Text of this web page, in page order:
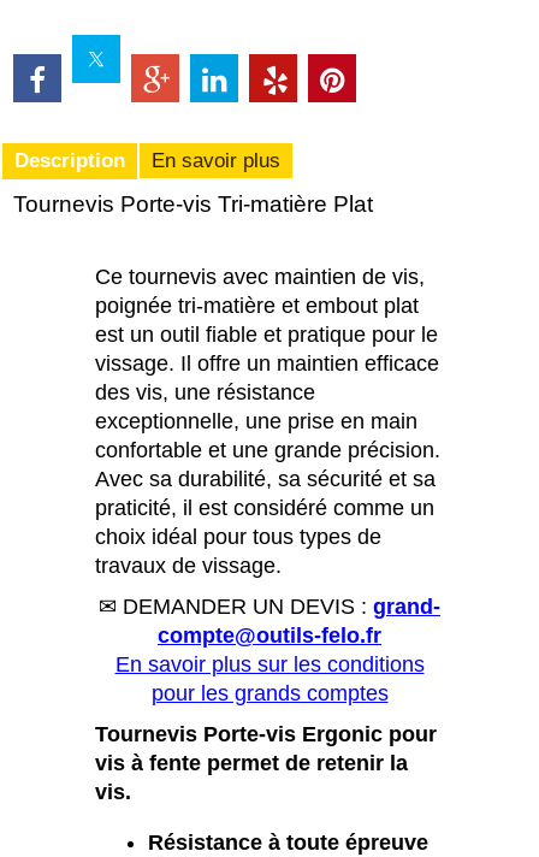
Description En savoir plus
Tournevis Porte-vis Tri-matière Plat
Ce tournevis avec maintien de vis,
poignée tri-matière et embout plat
est un outil fiable et pratique pour le
vissage. Il offre un maintien efficace
des vis, une résistance
exceptionnelle, une prise en main
confortable et une grande précision.
Avec sa durabilité, sa sécurité et sa
praticité, il est considéré comme un
choix idéal pour tous types de
travaux de vissage.
✉ DEMANDER UN DEVIS : grand-
compte@outils-felo.fr
En savoir plus sur les conditions
pour les grands comptes
Tournevis Porte-vis Ergonic pour
vis à fente permet de retenir la
vis.
Résistance à toute épreuve